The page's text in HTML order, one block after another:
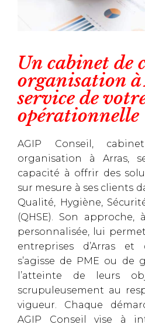
Un cabinet de
organisation
service de
opérationnelle
AGIP Conseil,
organisation à Arras,
capacité à offrir des
sur mesure à ses clients
Qualité, Hygiène,
(QHSE). Son
personnalisée, lui
entreprises d’Arras et
s’agisse de PME ou de
l’atteinte de leurs
scrupuleusement au
vigueur. Chaque
AGIP Conseil vise à